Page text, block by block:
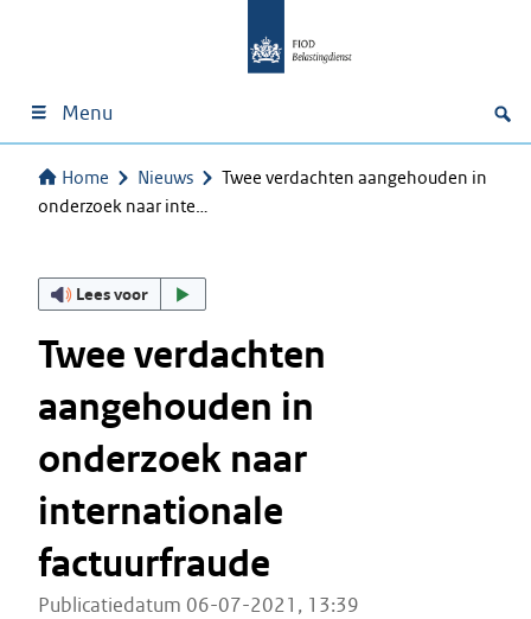
Menu
Home Nieuws
Twee verdachten aangehouden in
onderzoek naar inte…
Lees voor
Twee verdachten
aangehouden in
onderzoek naar
internationale
factuurfraude
Publicatiedatum 06-07-2021, 13:39